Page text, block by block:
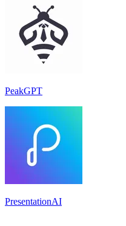
PeakGPT
PresentationAI